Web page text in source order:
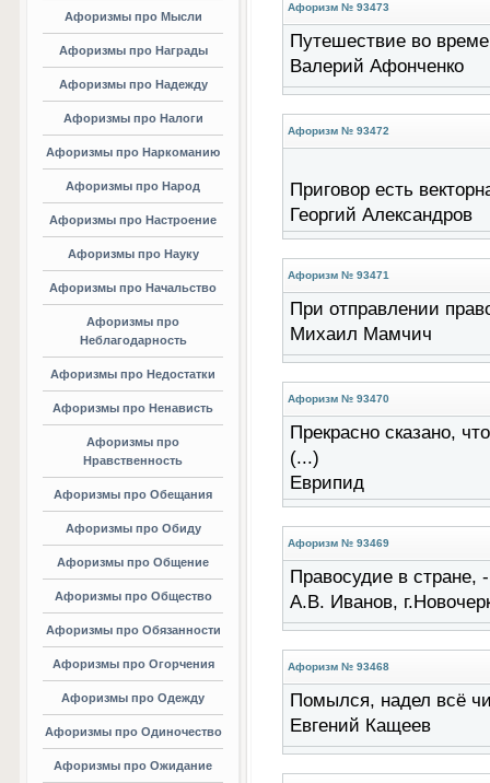
Афоризмы про Мысли
Афоризмы про Награды
Афоризмы про Надежду
Афоризмы про Налоги
Афоризмы про Наркоманию
Афоризмы про Народ
Афоризмы про Настроение
Афоризмы про Науку
Афоризмы про Начальство
Афоризмы про
Неблагодарность
Афоризмы про Недостатки
Афоризмы про Ненависть
Афоризмы про
Нравственность
Афоризмы про Обещания
Афоризмы про Обиду
Афоризмы про Общение
Афоризмы про Общество
Афоризмы про Обязанности
Афоризмы про Огорчения
Афоризмы про Одежду
Афоризмы про Одиночество
Афоризмы про Ожидание
Афоризм № 93473
Путешествие во
Валерий Афонченко
Афоризм № 93472
Приговор есть
Георгий Александров
Афоризм № 93471
При отправлении
Михаил Мамчич
Афоризм № 93470
Прекрасно сказано,
(...)
Еврипид
Афоризм № 93469
Правосудие в стране,
А.В. Иванов,
Афоризм № 93468
Помылся, надел всё
Евгений Кащеев